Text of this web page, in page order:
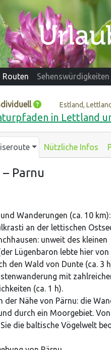
Routen Sehenswürdigkeiten
Estland,
in Lettland
Nützliche Infos
Parnu
Wanderungen (ca. 10 km):
an der lettischen
unweit des kleinen
Lügenbaron lebte hier von
den Wald von Dunte (ca. 3
mit
(ca. 1 h).
der Nähe von Pärnu: die
durch ein Moorgebiet.
die baltische Vögelwelt